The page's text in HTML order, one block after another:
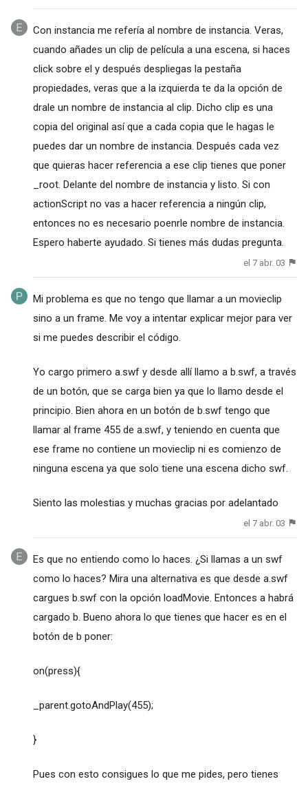
Con instancia me refería al nombre de instancia. Veras,
cuando añades un clip de película a una escena, si haces
click sobre el y después despliegas la pestaña
propiedades, veras que a la izquierda te da la opción de
drale un nombre de instancia al clip. Dicho clip es una
copia del original así que a cada copia que le hagas le
puedes dar un nombre de instancia. Después cada vez
que quieras hacer referencia a ese clip tienes que poner
_root. Delante del nombre de instancia y listo. Si con
actionScript no vas a hacer referencia a ningún clip,
entonces no es necesario poenrle nombre de instancia.
Espero haberte ayudado. Si tienes más dudas pregunta.
el 7 abr. 03
Mi problema es que no tengo que llamar a un movieclip
sino a un frame. Me voy a intentar explicar mejor para ver
si me puedes describir el código.
Yo cargo primero a.swf y desde allí llamo a b.swf, a través
de un botón, que se carga bien ya que lo llamo desde el
principio. Bien ahora en un botón de b.swf tengo que
llamar al frame 455 de a.swf, y teniendo en cuenta que
ese frame no contiene un movieclip ni es comienzo de
ninguna escena ya que solo tiene una escena dicho swf.
Siento las molestias y muchas gracias por adelantado
el 7 abr. 03
Es que no entiendo como lo haces. ¿Si llamas a un swf
como lo haces? Mira una alternativa es que desde a.swf
cargues b.swf con la opción loadMovie. Entonces a habrá
cargado b. Bueno ahora lo que tienes que hacer es en el
botón de b poner:
on(press){
_parent.gotoAndPlay(455);
}
Pues con esto consigues lo que me pides, pero tienes